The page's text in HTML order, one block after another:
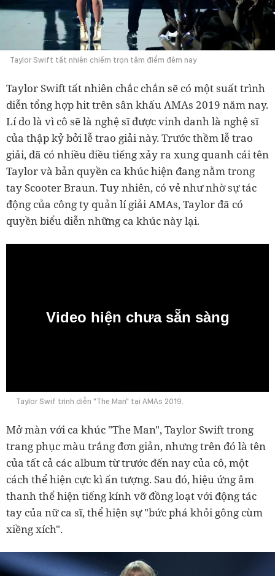
Taylor Swift tất nhiên chiếm trọn tâm điểm đêm nay
Taylor Swift tất nhiên chắc chắn sẽ có một suất trình
diễn tổng hợp hit trên sân khấu AMAs 2019 năm nay.
Lí do là vì cô sẽ là nghệ sĩ được vinh danh là nghệ sĩ
của thập kỷ bởi lễ trao giải này. Trước thềm lễ trao
giải, đã có nhiều điều tiếng xảy ra xung quanh cái tên
Taylor và bản quyền ca khúc hiện đang nằm trong
tay Scooter Braun. Tuy nhiên, có vẻ như nhờ sự tác
động của công ty quản lí giải AMAs, Taylor đã có
quyền biểu diễn những ca khúc này lại.
Video hiện chưa sẵn sàng
Taylor Swif trình diễn "The Man" tại AMAs 2019.
Mở màn với ca khúc "The Man", Taylor Swift trong
trang phục màu trắng đơn giản, nhưng trên đó là tên
của tất cả các album từ trước đến nay của cô, một
cách thể hiện cực kì ấn tượng. Sau đó, hiệu ứng âm
thanh thể hiện tiếng kính vỡ đồng loạt với động tác
tay của nữ ca sĩ, thể hiện sự "bức phá khỏi gông cùm
xiềng xích".